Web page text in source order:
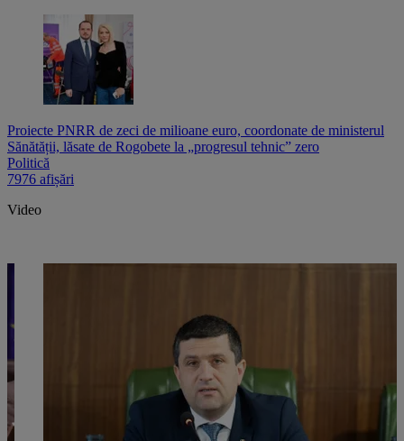
Proiecte PNRR de zeci de milioane euro, coordonate de ministerul
Sănătății, lăsate de Rogobete la „progresul tehnic” zero
Politică
7976 afișări
Video